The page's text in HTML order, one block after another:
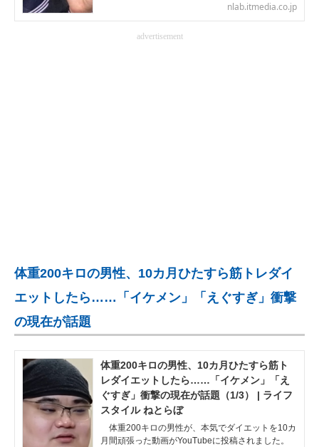
nlab.itmedia.co.jp
advertisement
体重200キロの男性、10カ月ひたすら筋トレダイ
エットしたら……「イケメン」「えぐすぎ」衝撃
の現在が話題
体重200キロの男性、10カ月ひたすら筋ト
レダイエットしたら……「イケメン」「え
ぐすぎ」衝撃の現在が話題（1/3） | ライフ
スタイル ねとらぼ
体重200キロの男性が、本気でダイエットを10カ
月間頑張った動画がYouTubeに投稿されました。